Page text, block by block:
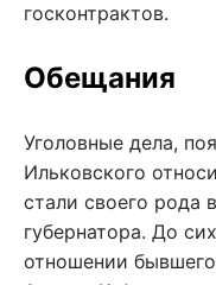
госконтрактов.
Обещания
Уголовные дела,
Ильковского
стали своего рода
губернатора. До
отношении